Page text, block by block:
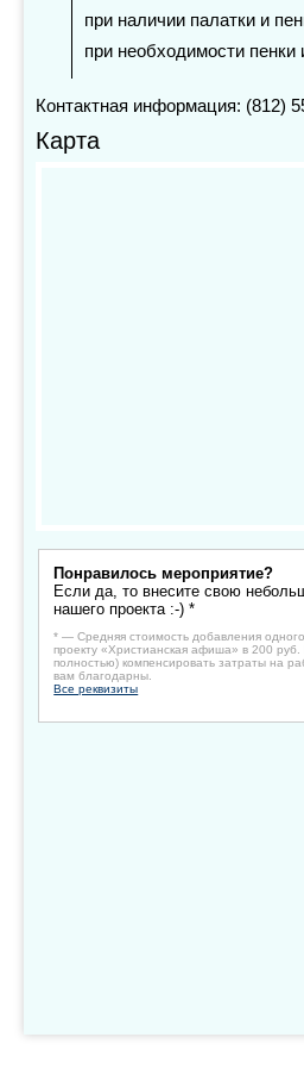
при наличии палатки и
при необходимости
Контактная информация: (812)
Карта
Понравилось мероприятие?
Если да, то внесите свою
нашего проекта :-) *
* — Средняя стоимость добавления
проекту «Христианская афиша» в 200
полностью) компенсировать затраты на
вам благодарны.
Все реквизиты